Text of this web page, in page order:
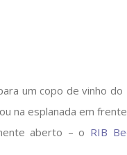
um copo de vinho
na esplanada em
aberto – o RIB